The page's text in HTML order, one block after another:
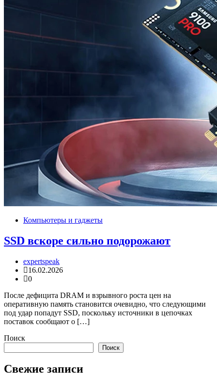
Компьютеры и гаджеты
SSD вскоре сильно подорожают
expertspeak
16.02.2026
0
После дефицита DRAM и взрывного роста цен на
оперативную память становится очевидно, что следующими
под удар попадут SSD, поскольку источники в цепочках
поставок сообщают о […]
Поиск
Поиск
Свежие записи